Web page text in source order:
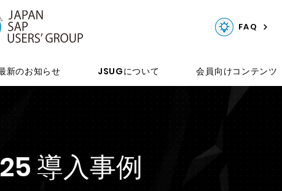
FAQ
新のお知らせ JSUGについて 会員向けコンテンツ
導入事例